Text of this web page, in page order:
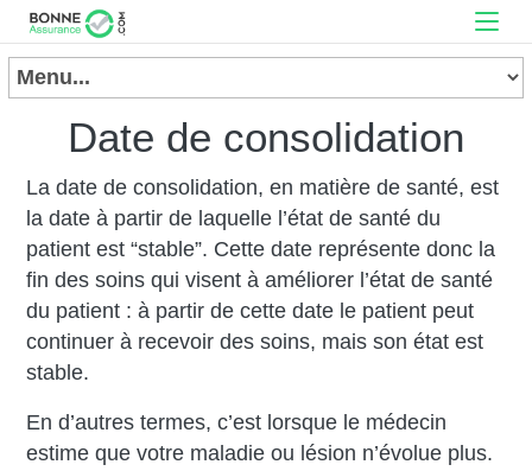
Date de consolidation
La date de consolidation, en matière de santé, est
la date à partir de laquelle l’état de santé du
patient est “stable”. Cette date représente donc la
fin des soins qui visent à améliorer l’état de santé
du patient : à partir de cette date le patient peut
continuer à recevoir des soins, mais son état est
stable.
En d’autres termes, c’est lorsque le médecin
estime que votre maladie ou lésion n’évolue plus.